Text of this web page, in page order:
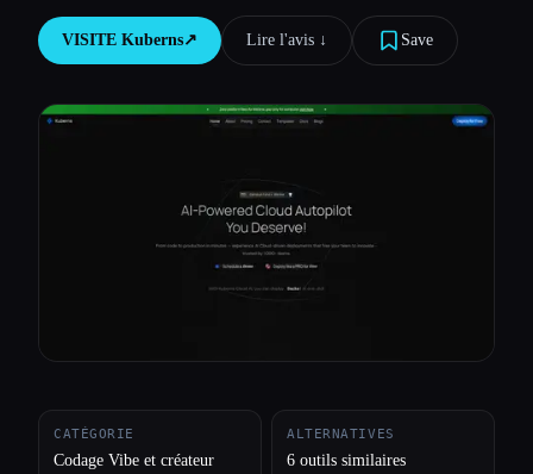
VISITE Kuberns↗︎ Lire l'avis ↓︎ Save
CATÉGORIE
Codage Vibe et créateur
ALTERNATIVES
6 outils similaires